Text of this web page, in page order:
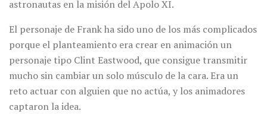
astronautas en la misión del Apolo XI.
El personaje de Frank ha sido uno de los más complicados
porque el planteamiento era crear en animación un
personaje tipo Clint Eastwood, que consigue transmitir
mucho sin cambiar un solo músculo de la cara. Era un
reto actuar con alguien que no actúa, y los animadores
captaron la idea.